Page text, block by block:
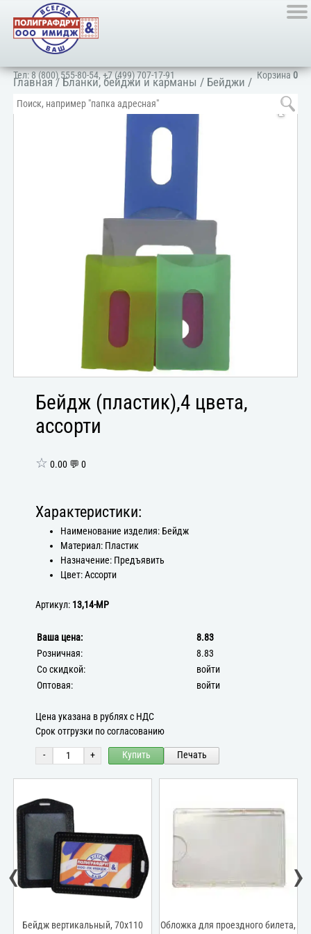
Корзина0
Тел:8 (800) 555-80-54,+7 (499) 707-17-91
Главная/Бланки, бейджи и карманы / Бейджи /
Бейдж (пластик),4 цвета,
ассорти
☆ 0.00 💬 0
Характеристики:
Наименование изделия: Бейдж
Материал: Пластик
Назначение: Предъявить
Цвет: Ассорти
Артикул: 13,14-МР
Ваша цена:
8.83
Розничная:
8.83
Со скидкой:
войти
Оптовая:
войти
Цена указана в рублях с НДС
Срок отгрузки по согласованию
- + Купить Печать
Бейдж вертикальный, 70x110
Обложка для проездного билета,
‹ ›